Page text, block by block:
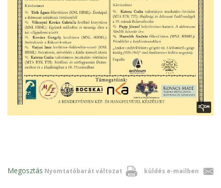
Nyomtatóbarát változat küldés e-mailben
Megosztás